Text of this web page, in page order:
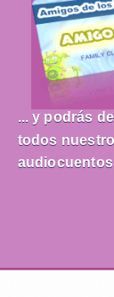
... y podrás
todos